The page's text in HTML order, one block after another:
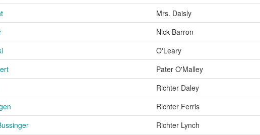
Mrs. Daisly
Nick Barron
O'Leary
Pater O'Malley
Richter Daley
Richter Ferris
Richter Lynch